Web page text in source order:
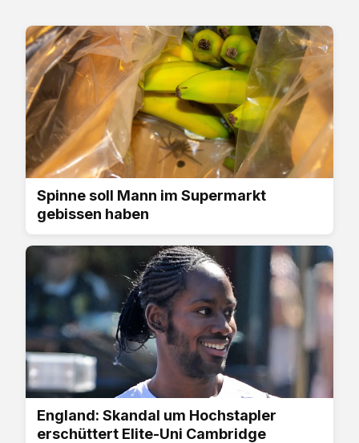
Spinne soll Mann im Supermarkt
gebissen haben
England: Skandal um Hochstapler
erschüttert Elite-Uni Cambridge